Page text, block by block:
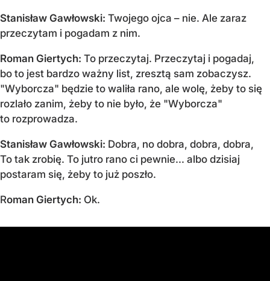
Stanisław Gawłowski: Twojego ojca – nie. Ale zaraz
przeczytam i pogadam z nim.
Roman Giertych: To przeczytaj. Przeczytaj i pogadaj,
bo to jest bardzo ważny list, zresztą sam zobaczysz.
"Wyborcza" będzie to waliła rano, ale wolę, żeby to się
rozlało zanim, żeby to nie było, że "Wyborcza"
to rozprowadza.
Stanisław Gawłowski: Dobra, no dobra, dobra, dobra,
To tak zrobię. To jutro rano ci pewnie... albo dzisiaj
postaram się, żeby to już poszło.
Roman Giertych: Ok.